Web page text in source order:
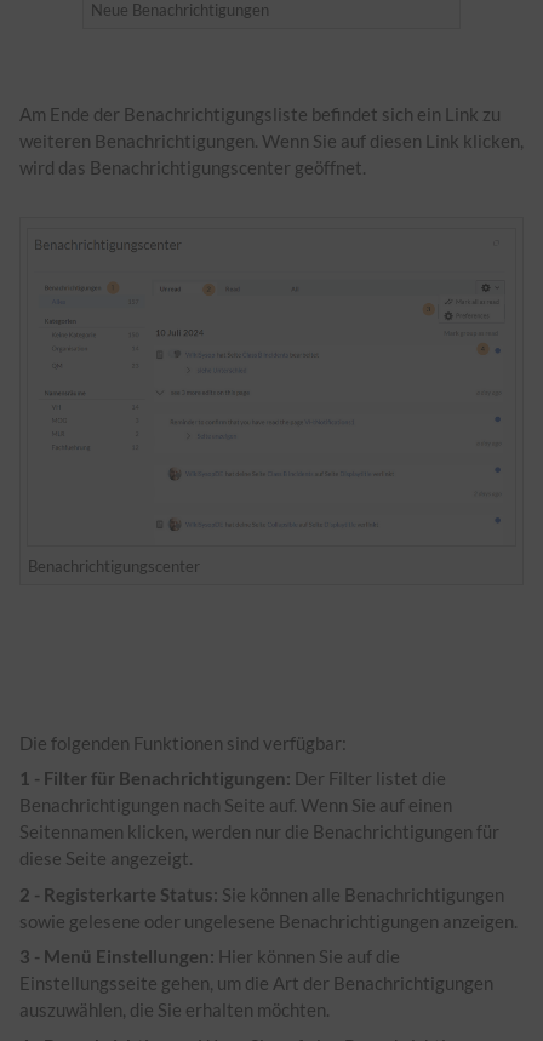
Neue Benachrichtigungen
Am Ende der Benachrichtigungsliste befindet sich ein Link zu
weiteren Benachrichtigungen. Wenn Sie auf diesen Link klicken,
wird das Benachrichtigungscenter geöffnet.
Benachrichtigungscenter
Die folgenden Funktionen sind verfügbar:
1 - Filter für Benachrichtigungen: Der Filter listet die
Benachrichtigungen nach Seite auf. Wenn Sie auf einen
Seitennamen klicken, werden nur die Benachrichtigungen für
diese Seite angezeigt.
2 - Registerkarte Status: Sie können alle Benachrichtigungen
sowie gelesene oder ungelesene Benachrichtigungen anzeigen.
3 - Menü Einstellungen: Hier können Sie auf die
Einstellungsseite gehen, um die Art der Benachrichtigungen
auszuwählen, die Sie erhalten möchten.